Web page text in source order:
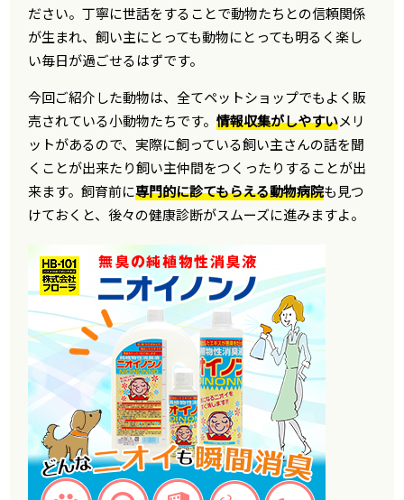
ださい。丁寧に世話をすることで動物たちとの信頼関係
が生まれ、飼い主にとっても動物にとっても明るく楽し
い毎日が過ごせるはずです。
今回ご紹介した動物は、全てペットショップでもよく販
売されている小動物たちです。情報収集がしやすいメリ
ットがあるので、実際に飼っている飼い主さんの話を聞
くことが出来たり飼い主仲間をつくったりすることが出
来ます。飼育前に専門的に診てもらえる動物病院も見つ
けておくと、後々の健康診断がスムーズに進みますよ。